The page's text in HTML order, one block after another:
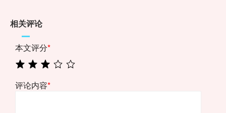
相关评论
本文评分*
评论内容*